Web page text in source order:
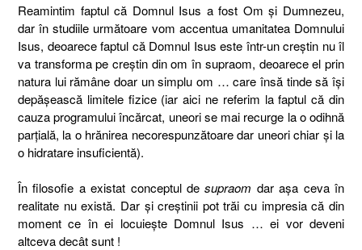
Reamintim faptul că Domnul Isus a fost Om și Dumnezeu,
dar în studiile următoare vom accentua umanitatea Domnului
Isus, deoarece faptul că Domnul Isus este într-un creștin nu îl
va transforma pe creștin din om în supraom, deoarece el prin
natura lui rămâne doar un simplu om … care însă tinde să își
depășească limitele fizice (iar aici ne referim la faptul că din
cauza programului încărcat, uneori se mai recurge la o odihnă
parțială, la o hrănirea necorespunzătoare dar uneori chiar și la
o hidratare insuficientă).
În filosofie a existat conceptul desupraom dar așa ceva în
realitate nu există. Dar și creștinii pot trăi cu impresia că din
moment ce în ei locuiește Domnul Isus … ei vor deveni
altceva decât sunt !